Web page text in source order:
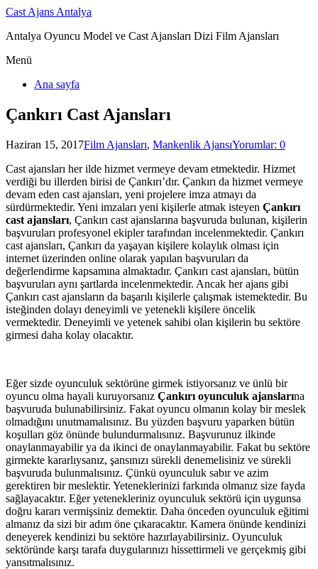
Cast Ajans Antalya
Antalya Oyuncu Model ve Cast Ajansları Dizi Film Ajansları
Menü
Ana sayfa
Çankırı Cast Ajansları
Haziran 15, 2017Film Ajansları, Mankenlik AjansıYorumlar: 0
Cast ajansları her ilde hizmet vermeye devam etmektedir. Hizmet
verdiği bu illerden birisi de Çankırı’dır. Çankırı da hizmet vermeye
devam eden cast ajansları, yeni projelere imza atmayı da
sürdürmektedir. Yeni imzaları yeni kişilerle atmak isteyen Çankırı
cast ajansları, Çankırı cast ajanslarına başvuruda bulunan, kişilerin
başvuruları profesyonel ekipler tarafından incelenmektedir. Çankırı
cast ajansları, Çankırı da yaşayan kişilere kolaylık olması için
internet üzerinden online olarak yapılan başvuruları da
değerlendirme kapsamına almaktadır. Çankırı cast ajansları, bütün
başvuruları aynı şartlarda incelenmektedir. Ancak her ajans gibi
Çankırı cast ajansların da başarılı kişilerle çalışmak istemektedir. Bu
isteğinden dolayı deneyimli ve yetenekli kişilere öncelik
vermektedir. Deneyimli ve yetenek sahibi olan kişilerin bu sektöre
girmesi daha kolay olacaktır.
Eğer sizde oyunculuk sektörüne girmek istiyorsanız ve ünlü bir
oyuncu olma hayali kuruyorsanız Çankırı oyunculuk ajanslarına
başvuruda bulunabilirsiniz. Fakat oyuncu olmanın kolay bir meslek
olmadığını unutmamalısınız. Bu yüzden başvuru yaparken bütün
koşulları göz önünde bulundurmalısınız. Başvurunuz ilkinde
onaylanmayabilir ya da ikinci de onaylanmayabilir. Fakat bu sektöre
girmekte kararlıysanız, şansınızı sürekli denemelisiniz ve sürekli
başvuruda bulunmalısınız. Çünkü oyunculuk sabır ve azim
gerektiren bir meslektir. Yeteneklerinizi farkında olmanız size fayda
sağlayacaktır. Eğer yetenekleriniz oyunculuk sektörü için uygunsa
doğru kararı vermişsiniz demektir. Daha önceden oyunculuk eğitimi
almanız da sizi bir adım öne çıkaracaktır. Kamera önünde kendinizi
deneyerek kendinizi bu sektöre hazırlayabilirsiniz. Oyunculuk
sektöründe karşı tarafa duygularınızı hissettirmeli ve gerçekmiş gibi
yansıtmalısınız.